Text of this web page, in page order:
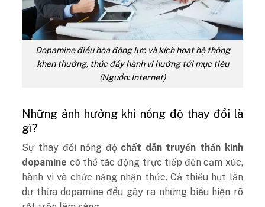
Dopamine điều hòa động lực và kích hoạt hệ thống
khen thưởng, thúc đẩy hành vi hướng tới mục tiêu
(Nguồn: Internet)
Những ảnh hưởng khi nồng độ thay đổi là
gì?
Sự thay đổi nồng độ chất dẫn truyền thần kinh
dopamine có thể tác động trực tiếp đến cảm xúc,
hành vi và chức năng nhận thức. Cả thiếu hụt lẫn
dư thừa dopamine đều gây ra những biểu hiện rõ